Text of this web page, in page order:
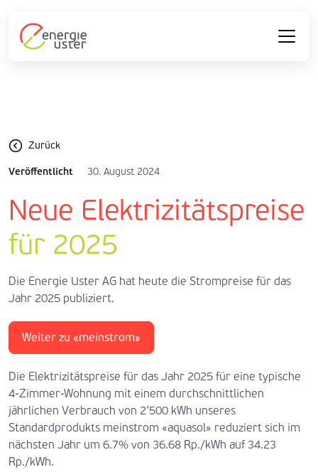
Zurück
Veröffentlicht 30. August 2024
Neue Elektrizitätspreise
für 2025
Die Energie Uster AG hat heute die Strompreise für das
Jahr 2025 publiziert.
Weiter zu «meinstrom»
Die Elektrizitätspreise für das Jahr 2025 für eine typische
4-Zimmer-Wohnung mit einem durchschnittlichen
jährlichen Verbrauch von 2’500 kWh unseres
Standardprodukts meinstrom «aquasol» reduziert sich im
nächsten Jahr um 6.7% von 36.68 Rp./kWh auf 34.23
Rp./kWh.